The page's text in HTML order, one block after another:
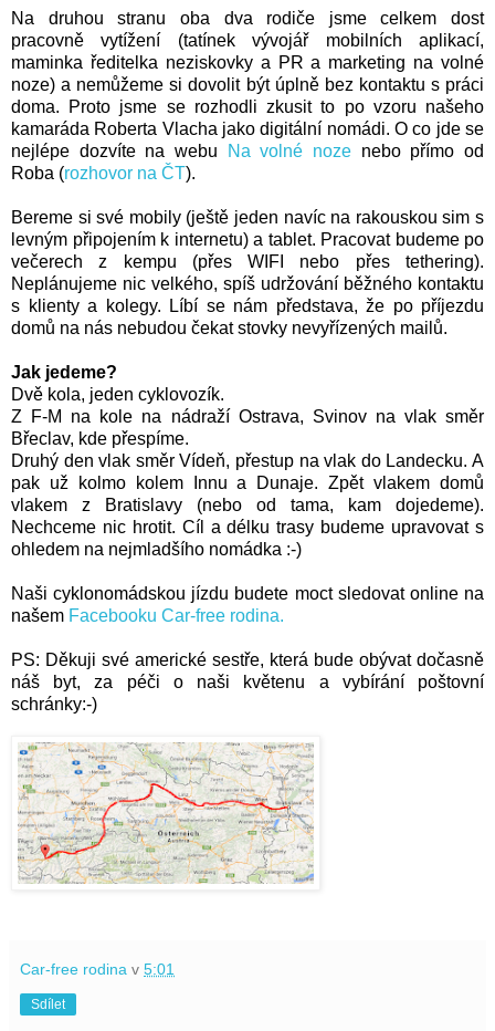
Na druhou stranu oba dva rodiče jsme celkem dost
pracovně vytížení (tatínek vývojář mobilních aplikací,
maminka ředitelka neziskovky a PR a marketing na volné
noze) a nemůžeme si dovolit být úplně bez kontaktu s práci
doma. Proto jsme se rozhodli zkusit to po vzoru našeho
kamaráda Roberta Vlacha jako digitální nomádi. O co jde se
nejlépe dozvíte na webu
Na volné noze nebo přímo od
Roba (rozhovor na ČT).
Bereme si své mobily (ještě jeden navíc na rakouskou sim s
levným připojením k internetu) a tablet. Pracovat budeme po
večerech z kempu (přes WIFI nebo přes tethering).
Neplánujeme nic velkého, spíš udržování běžného kontaktu
s klienty a kolegy. Líbí se nám představa, že po příjezdu
domů na nás nebudou čekat stovky nevyřízených mailů.
Jak jedeme?
Dvě kola, jeden cyklovozík.
Z F-M na kole na nádraží Ostrava, Svinov na vlak směr
Břeclav, kde přespíme.
Druhý den vlak směr Vídeň, přestup na vlak do Landecku. A
pak už kolmo kolem Innu a Dunaje. Zpět vlakem domů
vlakem z Bratislavy (nebo od tama, kam dojedeme).
Nechceme nic hrotit. Cíl a délku trasy budeme upravovat s
ohledem na nejmladšího nomádka :-)
Naši cyklonomádskou jízdu budete moct sledovat online na
našem Facebooku Car-free rodina.
PS: Děkuji své americké sestře, která bude obývat dočasně
náš byt, za péči o naši květenu a vybírání poštovní
schránky:-)
Car-free rodina v 5:01
Sdílet